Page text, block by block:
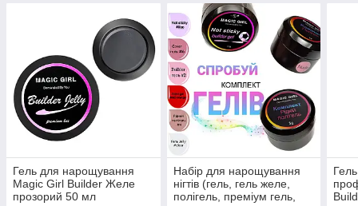
Гель для нарощування
Magic Girl Builder Желе
прозорий 50 мл
Набір для нарощування
нігтів (гель, гель желе,
полігель, преміум гель,